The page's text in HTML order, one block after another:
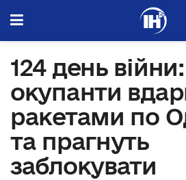
124 день війни:
окупанти
ракетами по
та прагнуть
заблокувати